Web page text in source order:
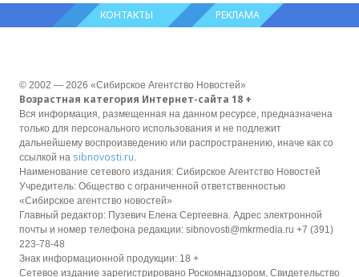
КОНТАКТЫ РЕКЛАМА
© 2002 — 2026 «Сибирское Агентство Новостей»
Возрастная категория Интернет-сайта 18 +
Вся информация, размещенная на данном ресурсе, предназначена
только для персонального использования и не подлежит
дальнейшему воспроизведению или распространению, иначе как со
ссылкой на sibnovosti.ru
Наименование сетевого издания: Сибирское Агентство Новостей
Учредитель: Общество с ограниченной ответственностью
«Сибирское агентство новостей»
Главный редактор: Пузевич Елена Сергеевна. Адрес электронной
почты и номер телефона редакции: sibnovosti@mkrmedia.ru +7 (391)
223-78-48
Знак информационной продукции: 18 +
Сетевое издание зарегистрировано Роскомнадзором, Свидетельство